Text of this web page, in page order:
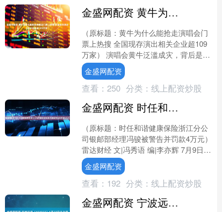
金盛网配资 黄牛为什么能抢走演唱会门票上热搜 全国现存演出相关企业超109万家
（原标题：黄牛为什么能抢走演唱会门
票上热搜 全国现存演出相关企业超109
万家） 演唱会黄牛泛滥成灾，背后是多
重因素交织。技术上，黄牛利用抢票外
挂软件、规模化设备....
金盛网配资
查看： 250 分类： 线上配资炒股
金盛网配资 时任和谐健康保险浙江分公司银邮部经理冯骏被警告并罚款4万元
（原标题：时任和谐健康保险浙江分公
司银邮部经理冯骏被警告并罚款4万元）
雷达财经 文|冯秀语 编|李亦辉 7月9日，
浙江金融监管局披露的行政处罚信息公
开表（浙金....
金盛网配资
查看： 192 分类： 线上配资炒股
金盛网配资 宁波远洋（601022）6月27日主力资金净卖出2415.39万元